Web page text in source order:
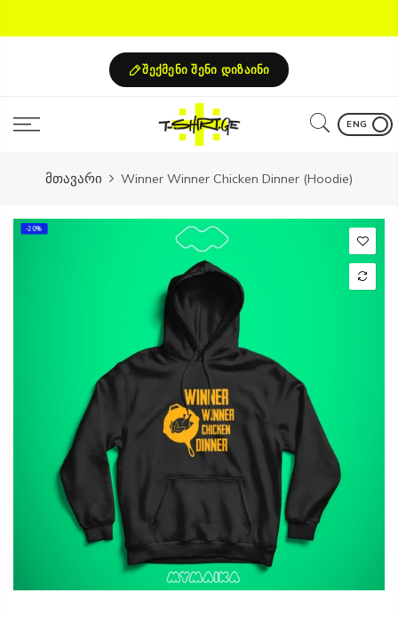
შექმენი შენი დიზაინი
ENG
მთავარი Winner Winner Chicken Dinner (Hoodie)
-20%